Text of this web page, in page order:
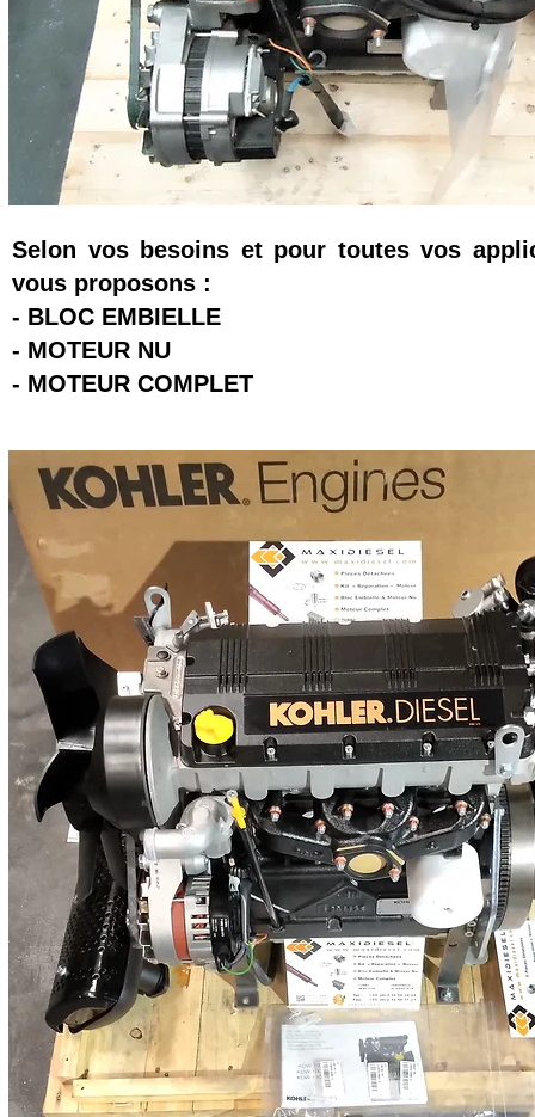
Selon vos besoins et pour toutes vos
vous proposons :
- BLOC EMBIELLE
- MOTEUR NU
- MOTEUR COMPLET